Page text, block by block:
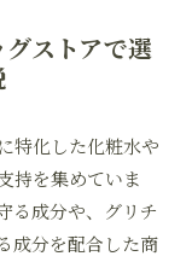
ストアで選
特化した化粧水や
持を集めていま
る成分や、グリチ
成分を配合した商